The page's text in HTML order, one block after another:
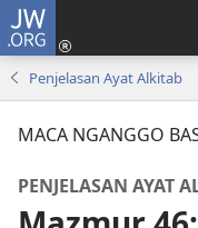
JW.ORG
Penjelasan Ayat Alkitab
MACA NGANGGO
PENJELASAN AYAT